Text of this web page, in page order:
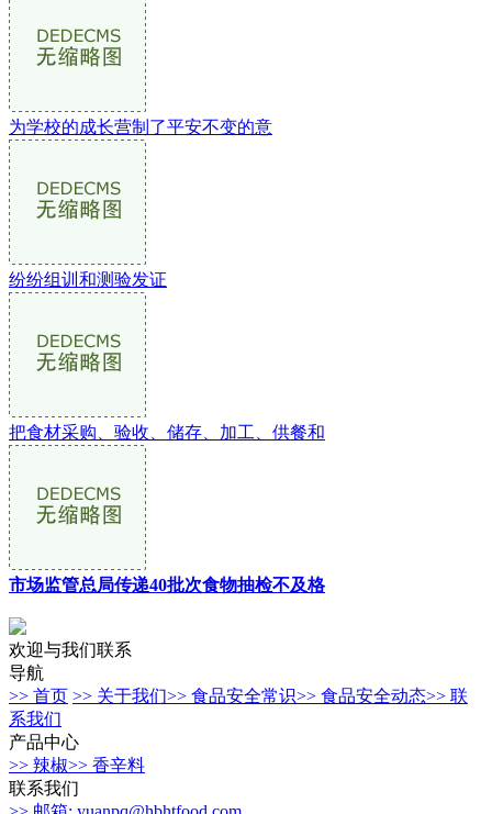
为学校的成长营制了平安不变的意
纷纷组训和测验发证
把食材采购、验收、储存、加工、供餐和
市场监管总局传递40批次食物抽检不及格
欢迎与我们联系
导航
>> 首页 >> 关于我们>> 食品安全常识>> 食品安全动态>> 联
系我们
产品中心
>> 辣椒>> 香辛料
联系我们